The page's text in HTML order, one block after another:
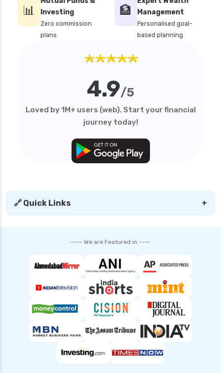
sbi personal loan interest rates
top 10 Personal loan apps
top10 rbi approved loan apps
what is a personal loan
📊
Investing
Zero commission
plans
🏦
Management
Personalised goal-
based planning
★★★★★
4.9/5
Loved by 1M+ users (web). Start your financial
journey today!
🔗 Quick Links +
---- We are Featured in ----